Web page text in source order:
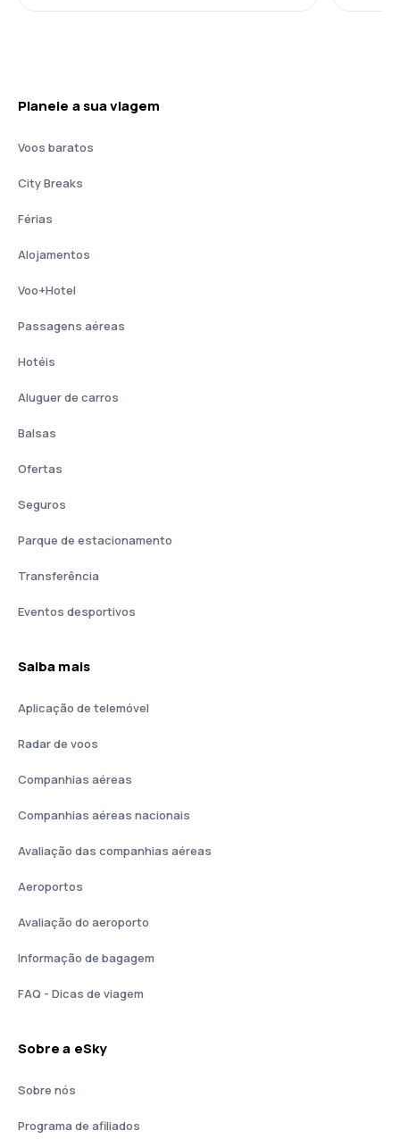
Planeie a sua viagem
Voos baratos
City Breaks
Férias
Alojamentos
Voo+Hotel
Passagens aéreas
Hotéis
Aluguer de carros
Balsas
Ofertas
Seguros
Parque de estacionamento
Transferência
Eventos desportivos
Saiba mais
Aplicação de telemóvel
Radar de voos
Companhias aéreas
Companhias aéreas nacionais
Avaliação das companhias aéreas
Aeroportos
Avaliação do aeroporto
Informação de bagagem
FAQ - Dicas de viagem
Sobre a eSky
Sobre nós
Programa de afiliados